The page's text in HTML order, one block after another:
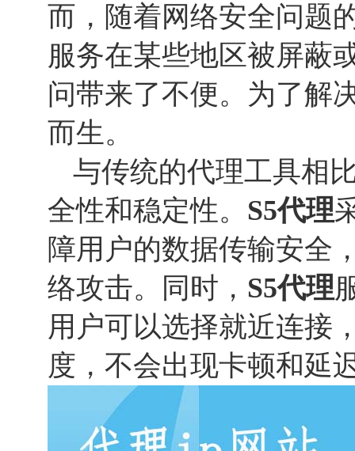
而，随着网络安全问题
服务在某些地区被屏蔽
问带来了不便。为了解
而生。
与传统的代理工具相
全性和稳定性。 S5代理
障用户的数据传输安全
络攻击。同时， S5代理
用户可以选择就近连接
度，不会出现卡顿和延